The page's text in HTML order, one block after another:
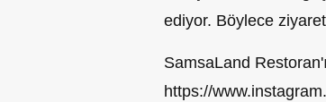
ediyor. Böylece
SamsaLand
https://